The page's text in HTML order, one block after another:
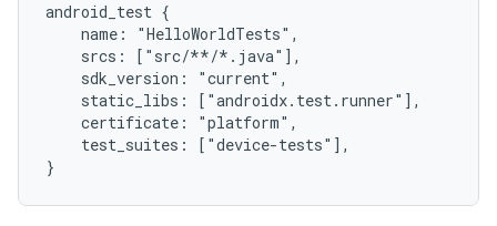
android_test {
    name: "HelloWorldTests",
    srcs: ["src/**/*.java"],
    sdk_version: "current",
    static_libs: ["androidx.test.runner"],
    certificate: "platform",
    test_suites: ["device-tests"],